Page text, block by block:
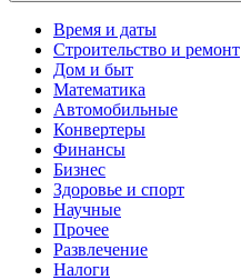
Время и даты
Строительство и ремонт
Дом и быт
Математика
Автомобильные
Конвертеры
Финансы
Бизнес
Здоровье и спорт
Научные
Прочее
Развлечение
Налоги